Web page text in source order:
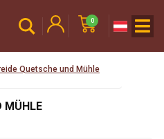
0
Quetsche und Mühle
MÜHLE